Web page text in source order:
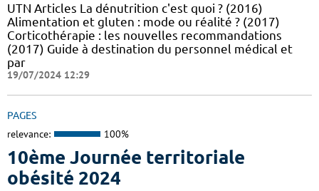
UTN Articles La dénutrition c'est quoi ? (2016)
Alimentation et gluten : mode ou réalité ? (2017)
Corticothérapie : les nouvelles recommandations
(2017) Guide à destination du personnel médical et
par
19/07/2024 12:29
PAGES
relevance: 100%
10ème Journée territoriale
obésité 2024